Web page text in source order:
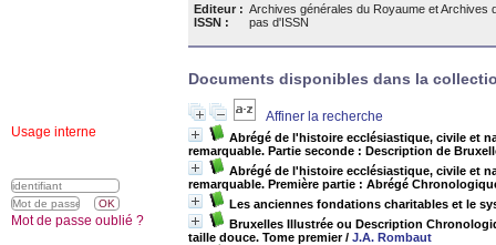
Editeur : Archives générales du Royaume et Archives
ISSN :
pas d'ISSN
Documents disponibles dans la
Affiner la recherche
Abrégé de l'histoire ecclésiastique, civile et
remarquable. Partie seconde : Description de
Abrégé de l'histoire ecclésiastique, civile et
remarquable. Première partie : Abrégé
Les anciennes fondations charitables et le
Bruxelles Illustrée ou Description
taille douce. Tome premier/ J.A. Rombaut
Usage interne
Mot de passe oublié ?